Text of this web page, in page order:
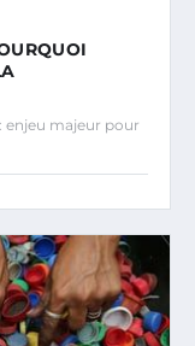
enjeu majeur pour